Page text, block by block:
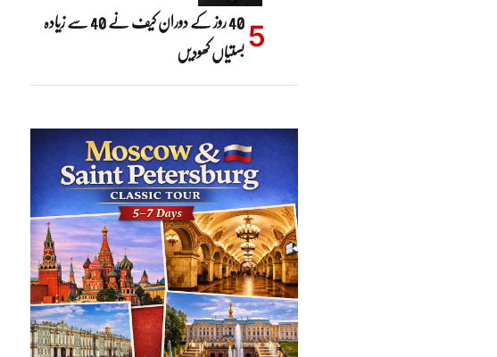
40 روز کے دوران کیف نے 40 سے زیادہ
بستیاں کھودیں